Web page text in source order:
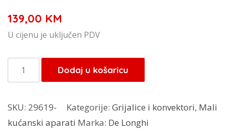
139,00 KM
U cijenu je uključen PDV
DeLonghi
grijalica
50D22
količina
Dodaj u košaricu
SKU: 29619- Kategorije: Grijalice i konvektori, Mali
kućanski aparati Marka: De Longhi